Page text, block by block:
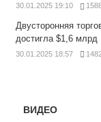
30.01.2025 19:10
Двусторонняя
достигла $1,6 млрд
30.01.2025 18:57
ВИДЕО